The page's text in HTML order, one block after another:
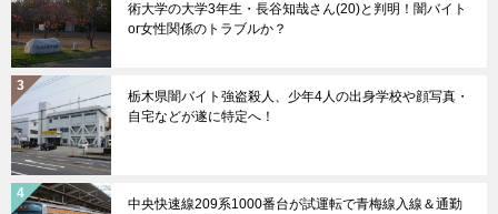
術大学の大学3年生・長谷知哉さん(20)と判明！闇バイト
or女性関係のトラブルか？
栃木県闇バイト強盗殺人、少年4人の出身学校や顔写真・
自宅などが遂に特定へ！
中央快速線209系1000番台が試運転で青梅線入線＆通勤